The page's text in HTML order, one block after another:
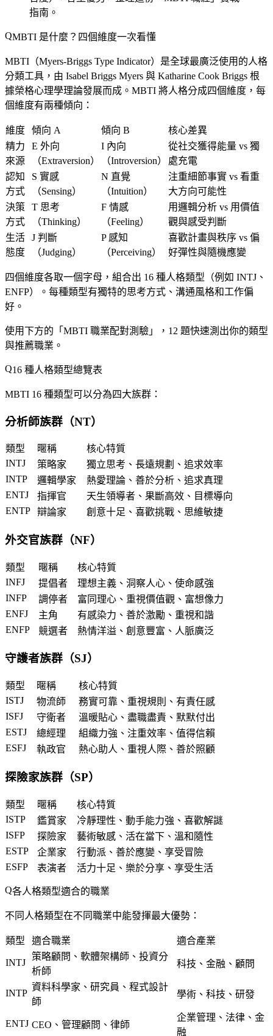
指南。
MBTI 是什麼？四個維度一次看懂
MBTI（Myers-Briggs Type Indicator）是全球最廣泛使用的人格
分類工具，由 Isabel Briggs Myers 與 Katharine Cook Briggs 根
據榮格心理學理論發展而成。MBTI 將人格分成四個維度 ，每
個維度有兩種傾向：
維度 傾向 A 傾向 B
核心差異
精力
來源
E 外向
（Extraversion）
I 內向
（Introversion）
從社交獲得能量 vs 獨
處充電
認知
方式
S 實感
（Sensing）
N 直覺
（Intuition）
注重細節事實 vs 看重
大方向可能性
決策
方式
T 思考
（Thinking）
F 情感
（Feeling）
用邏輯分析 vs 用價值
觀與感受判斷
生活
態度
J 判斷
（Judging）
P 感知
（Perceiving）
喜歡計畫與秩序 vs 偏
好彈性與隨機應變
四個維度各取一個字母，組合出 16 種人格類型 （例如 INTJ、
ENFP）。每種類型有獨特的思考方式、溝通風格和工作偏
好。
使用下方的「MBTI 職業配對測驗」，12 題快速測出你的類型
與推薦職業。
16 種人格類型總覽表
MBTI 16 種類型可以分為四大族群：
分析師族群（NT）
類型 暱稱
核心特質
INTJ
策略家
獨立思考、長遠規劃、追求效率
INTP
邏輯學家
熱愛理論、善於分析、追求真理
ENTJ
指揮官
天生領導者、果斷高效、目標導向
ENTP
辯論家 創意十足、喜歡挑戰、思維敏捷
外交官族群（NF）
類型 暱稱
核心特質
INFJ
提倡者
理想主義、洞察人心、使命感強
INFP
調停者
富同理心、重視價值觀、富想像力
ENFJ
主角
有感染力、善於激勵、重視和諧
ENFP
競選者 熱情洋溢、創意豐富、人脈廣泛
守護者族群（SJ）
類型 暱稱
核心特質
ISTJ
物流師
務實可靠、重視規則、有責任感
ISFJ
守衛者
溫暖貼心、盡職盡責、默默付出
ESTJ
總經理
組織力強、注重效率、值得信賴
ESFJ
執政官 熱心助人、重視人際、善於照顧
探險家族群（SP）
類型 暱稱
核心特質
ISTP
鑑賞家
冷靜理性、動手能力強、喜歡解謎
ISFP
探險家
藝術敏感、活在當下、溫和隨性
ESTP
企業家
行動派、善於應變、享受冒險
ESFP
表演者 活力十足、樂於分享、享受生活
各人格類型適合的職業
不同人格類型在不同職業中能發揮最大優勢：
類型 適合職業 適合產業
INTJ
策略顧問、軟體架構師、投資分
析師
科技、金融、顧問
INTP
資料科學家、研究員、程式設計
師
學術、科技、研發
ENTJ CEO、管理顧問、律師
企業管理、法律、金
融